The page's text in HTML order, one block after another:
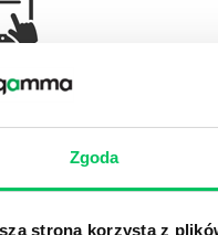
Zgoda
strona korzysta z
know-how,